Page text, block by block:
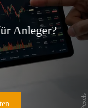
Überspringen